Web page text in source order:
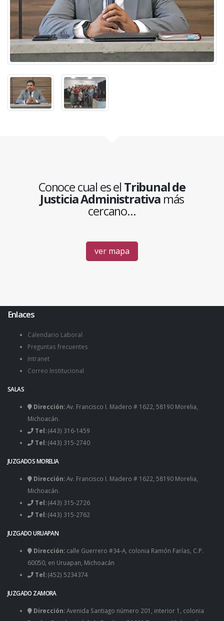
Conoce cual es el Tribunal de
Justicia Administrativamás
cercano...
ver mapa
Enlaces
Calendario Laboral
Preguntas frecuentes
Intranet
Correo Institucional
SALAS
Dirección:Av. Francisco I. Madero # 1622, 58190 Morelia,
Michoacán.
Tel:(443) 316-1459
Tel:(443) 315-2740
JUZGADOS MORELIA
Dirección:Av. Francisco I. Madero # 1622, 58190 Morelia,
Michoacán.
Tel:(443) 315-2726
Tel:(443) 315-2762
JUZGADO URUAPAN
Dirección: calle Guerrero #34-A, colonia Ramón Farías, C.P.
60050, en Uruapan, Michoacán
Tel:(452) 5234374
JUZGADO ZAMORA
Dirección:Avenida Santiago número 201, interior 1, colonia